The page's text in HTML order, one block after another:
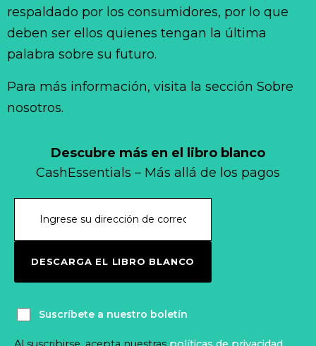
Descubre más en el libro blanco
CashEssentials – Más allá de los pagos
DESCARGA EL LIBRO BLANCO
Suscríbete a nuestro boletín
respaldado por los consumidores, por lo que
deben ser ellos quienes tengan la última
palabra sobre su futuro.
Para más información, visita la sección Sobre
nosotros.